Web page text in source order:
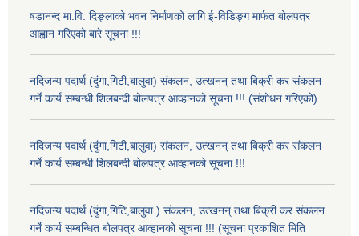
षडानन्द मा.वि. दिङ्लाको भवन निर्माणको लागि ई-विडिङ्ग मार्फत बोलपत्र
आह्वान गरिएको बारे सूचना !!!
नदिजन्य पदार्थ (दुंगा,गिटी,बालुवा) संकलन, उत्खनन् तथा बिक्री कर संकलन
गर्ने कार्य सम्बन्धी शिलबन्दी बोलपत्र आव्हानको सूचना !!! (संशोधन गरिएको)
नदिजन्य पदार्थ (दुंगा,गिटी,बालुवा) संकलन, उत्खनन् तथा बिक्री कर संकलन
गर्ने कार्य सम्बन्धी शिलबन्दी बोलपत्र आव्हानको सूचना !!!
नदिजन्य पदार्थ (दुंगा,गिटि,बालुवा ) संकलन, उत्खनन् तथा बिक्री कर संकलन
गर्ने कार्य सम्बन्धित बोलपत्र आव्हानको सूचना !!! (सूचना प्रकाशित मिति